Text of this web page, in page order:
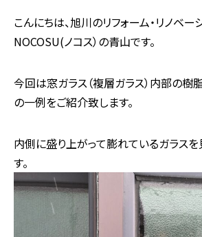
こんにちは、旭川のリフォーム・リノベー
NOCOSU(ノコス）の青山です。
今回は窓ガラス（複層ガラス）内部の樹
の一例をご紹介致します。
内側に盛り上がって膨れているガラス
す。